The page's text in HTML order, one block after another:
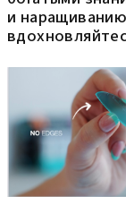
и